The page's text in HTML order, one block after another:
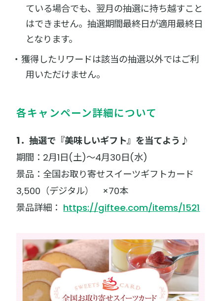
ている場合でも、翌月の抽選に持ち越すこと
はできません。抽選期間最終日が適用最終日
となります。
獲得したリワードは該当の抽選以外ではご利
用いただけません。
各キャンペーン詳細について
1．抽選で『美味しいギフト』を当てよう♪
期間：2月1日(土)～4月30日(水)
景品：全国お取り寄せスイーツギフトカード
3,500（デジタル） ×70本
景品詳細： https://giftee.com/items/1521